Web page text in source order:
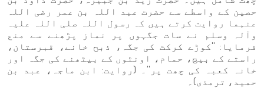
حصین کے واسطے سے حضرت عبد اللہ بن عمر رضی اللہ
عنہما روایت کرتے ہیں کہ رسول اللہ صلی اللہ علیہ
وآلہ وسلم نے سات جگہوں پر نماز پڑھنے سے منع
فرمایا: ''کوڑے کرکٹ کی جگہ، ذبح خانے، قبرستان،
راستے کے بیچ، حمام، اونٹوں کے بیٹھنے کی جگہ اور
خانہ کعبہ کی چھت پر''۔ (روایت: ابن ماجہ، عبد بن
حمید، ترمذی)۔